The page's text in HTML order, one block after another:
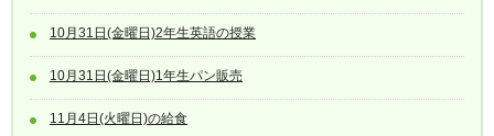
10月31日(金曜日)2年生英語の授業
10月31日(金曜日)1年生パン販売
11月4日(火曜日)の給食